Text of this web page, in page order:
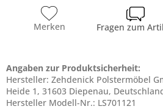
Merken Fragen zum
Angaben zur Produktsicherheit:
Hersteller: Zehdenick Polstermöbel
Heide 1, 31603 Diepenau,
Hersteller Modell-Nr.: LS701121